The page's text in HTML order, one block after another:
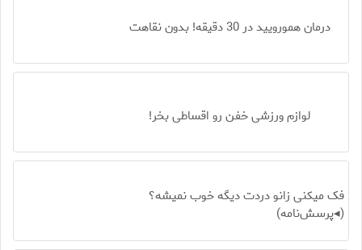
درمان همورویید در 30 دقیقه! بدون نقاهت
لوازم ورزشی خفن رو اقساطی بخر!
فک میکنی زانو دردت دیگه خوب نمیشه؟
(◂پرسش‌نامه)